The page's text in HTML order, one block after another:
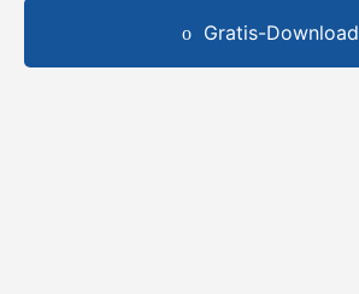
Gratis-Download